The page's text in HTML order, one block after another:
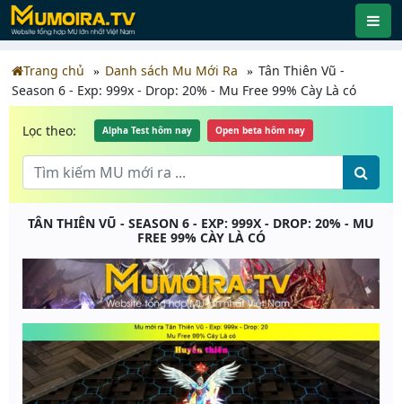
Trang chủ Danh sách Mu Mới Ra
Tân Thiên Vũ -
Season 6 - Exp: 999x - Drop: 20% - Mu Free 99% Cày Là có
Lọc theo: Alpha Test hôm nay Open beta hôm nay
TÂN THIÊN VŨ - SEASON 6 - EXP: 999X - DROP: 20% - MU
FREE 99% CÀY LÀ CÓ